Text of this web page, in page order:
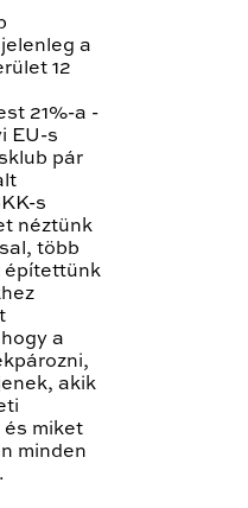
a
12
21%-a -
EU-s
pár
s
néztünk
több
építettünk
a
akik
és miket
minden